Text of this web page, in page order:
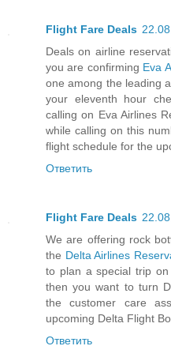
Flight Fare Deals
Deals on airline
you are confirming Eva
one among the leading
your eleventh hour
calling on Eva Airlines
while calling on this
flight schedule for the
Ответить
Flight Fare Deals
We are offering rock
the Delta Airlines
to plan a special trip
then you want to turn
the customer care
upcoming Delta Flight
Ответить